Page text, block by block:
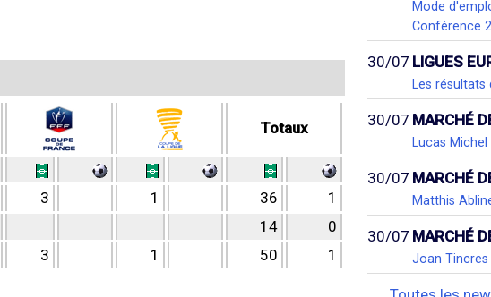
Totaux
3 1 36
1
14
0
3 1 50 1
Mode
Conférence
30/07 LIGUES
Les
30/07 MARCHÉ
Lucas
30/07 MARCHÉ
Matthis
30/07 MARCHÉ
Joan Tincres